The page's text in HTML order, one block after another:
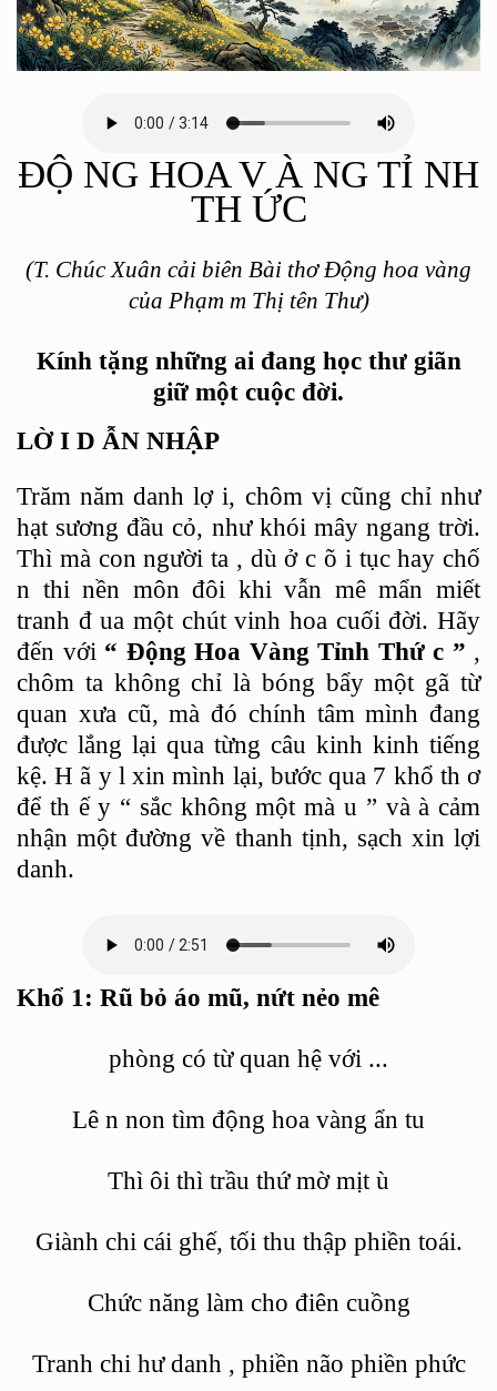
ĐỘ NG HOA V À NG TỈ NH
TH ỨC
(T. Chúc Xuân cải biên Bài thơ Động hoa vàng
của Phạm m Thị tên Thư)
Kính tặng những ai đang học thư giãn
giữ một cuộc đời.
LỜ I D ẪN NHẬP
Trăm năm danh lợi, chôm vị cũng chỉ như
hạt sương đầu cỏ, như khói mây ngang trời.
Thì mà con người ta , dù ở c õ i tục hay chố
n thinền môn đôi khi vẫn mê mẩn miết
tranh đuamột chút vinh hoa cuối đời. Hãy
đến với “ Động Hoa Vàng Tỉnh Thứ c ” ,
chôm ta không chỉ là bóng bẩy một gã từ
quan xưa cũ, mà đó chính tâm mình đang
được lắng lại qua từng câu kinh kinh tiếng
kệ. Hã y lxin mình lại, bước qua 7 khổ thơ
để th ếy “ sắc không một mà u ” vàà cảm
nhận một đường về thanh tịnh, sạch xin lợi
danh.
Khổ 1: Rũ bỏ áo mũ, nứt nẻo mê
phòng có từ quan hệ với ...
Lê n non tìm động hoa vàng ẩn tu
Thì ôi thì trầu thứ mờ mịt ù
Giành chi cái ghế, tối thu thập phiền toái.
Chức năng làm cho điên cuồng
Tranh chi hư danh , phiền não phiền phức